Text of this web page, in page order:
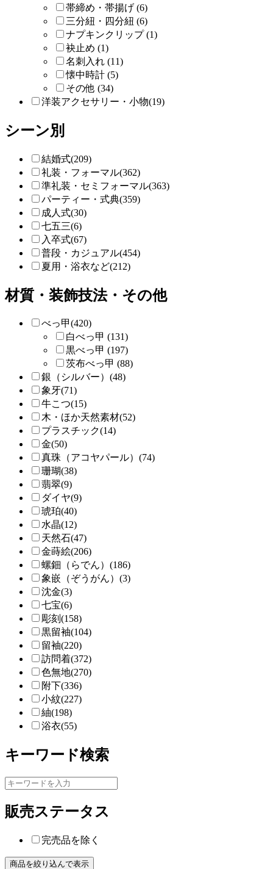
帯締め・帯揚げ (6)
三分紐・四分紐 (6)
ナプキンクリップ (1)
袂止め (1)
名刺入れ (11)
懐中時計 (5)
その他 (34)
洋装アクセサリー・小物(19)
シーン別
結婚式(209)
礼装・フォーマル(362)
準礼装・セミフォーマル(363)
パーティー・式典(359)
成人式(30)
七五三(6)
入卒式(67)
普段・カジュアル(454)
夏用・浴衣など(212)
材質・装飾技法・その他
べっ甲(420)
白べっ甲 (131)
黒べっ甲 (197)
茨布べっ甲 (88)
銀（シルバー）(48)
象牙(71)
牛こつ(15)
木・ほか天然素材(52)
プラスチック(14)
金(50)
真珠（アコヤパール）(74)
珊瑚(38)
翡翠(9)
ダイヤ(9)
琥珀(40)
水晶(12)
天然石(47)
金蒔絵(206)
螺鈿（らでん）(186)
象嵌（ぞうがん）(3)
沈金(3)
七宝(6)
彫刻(158)
黒留袖(104)
留袖(220)
訪問着(372)
色無地(270)
附下(336)
小紋(227)
紬(198)
浴衣(55)
キーワード検索
販売ステータス
完売品を除く